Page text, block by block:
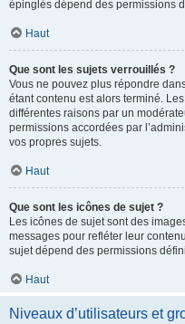
épinglés dépend des permissions
Haut
Que sont les sujets verrouillés ?
Vous ne pouvez plus répondre
étant contenu est alors terminé.
différentes raisons par un
permissions accordées par
vos propres sujets.
Haut
Que sont les icônes de sujet ?
Les icônes de sujet sont des
messages pour refléter leur
sujet dépend des permissions
Haut
Niveaux d’utilisateurs et